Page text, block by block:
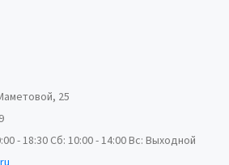
25
- 18:30 Сб: 10:00 - 14:00 Вс: Выходной